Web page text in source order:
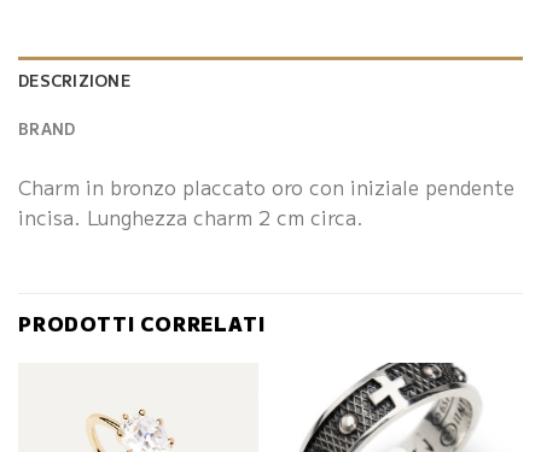
DESCRIZIONE
BRAND
Charm in bronzo placcato oro con iniziale pendente
incisa. Lunghezza charm 2 cm circa.
PRODOTTI CORRELATI